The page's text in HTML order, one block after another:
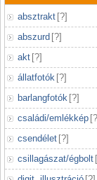
absztrakt [?]
abszurd [?]
akt [?]
állatfotók [?]
barlangfotók [?]
családi/emlékkép [?
csendélet [?]
csillagászat/égbolt [